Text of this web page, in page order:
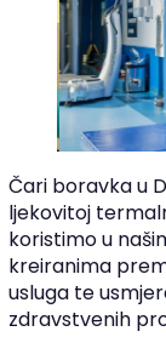
Čari boravka u
ljekovitoj
koristimo u
kreiranima
usluga te
zdravstvenih